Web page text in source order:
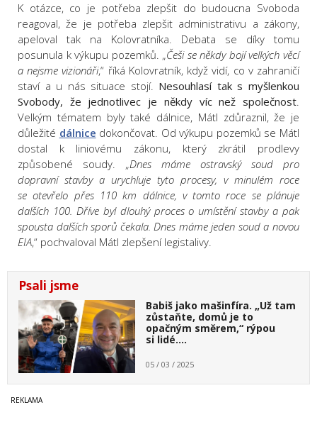
K otázce, co je potřeba zlepšit do budoucna Svoboda
reagoval, že je potřeba zlepšit administrativu a zákony,
apeloval tak na Kolovratníka. Debata se díky tomu
posunula k výkupu pozemků. „Češi se někdy bojí velkých věcí
a nejsme vizionáři,“ říká Kolovratník, když vidí, co v zahraničí
staví a u nás situace stojí. Nesouhlasí tak s myšlenkou
Svobody, že jednotlivec je někdy víc než společnost.
Velkým tématem byly také dálnice, Mátl zdůraznil, že je
důležité dálnice dokončovat. Od výkupu pozemků se Mátl
dostal k liniovému zákonu, který zkrátil prodlevy
způsobené soudy. „Dnes máme ostravský soud pro
dopravní stavby a urychluje tyto procesy, v minulém roce
se otevřelo přes 110 km dálnice, v tomto roce se plánuje
dalších 100. Dříve byl dlouhý proces o umístění stavby a pak
spousta dalších sporů čekala. Dnes máme jeden soud a novou
EIA,“ pochvaloval Mátl zlepšení legistalivy.
Psali jsme
Babiš jako mašinfíra. „Už tam
zůstaňte, domů je to
opačným směrem,“ rýpou
si lidé.…
05 / 03 / 2025